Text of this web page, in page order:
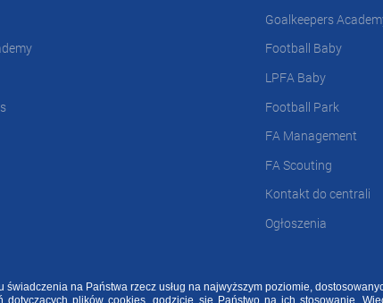
Goalkeepers
Football Baby
LPFA Baby
Football Park
FA Management
FA Scouting
Kontakt do centrali
Ogłoszenia
na Państwa rzecz usług na najwyższym poziomie,
plików cookies, godzicie się Państwo na ich stosowanie.